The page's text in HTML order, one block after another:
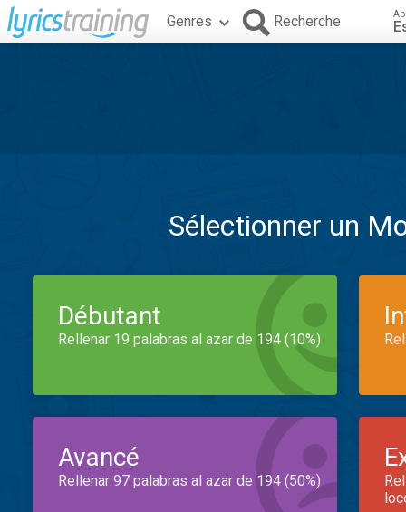
Genres Recherche
Sélectionner un
Débutant
Rellenar 19 palabras al azar de 194 (10%)
Avancé
Rellenar 97 palabras al azar de 194 (50%)